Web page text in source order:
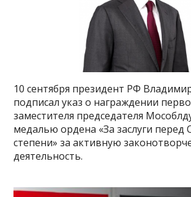
10 сентября президент РФ
подписал указ о награждении
заместителя председателя
медалью ордена «За заслуги перед
степени» за активную
деятельность.